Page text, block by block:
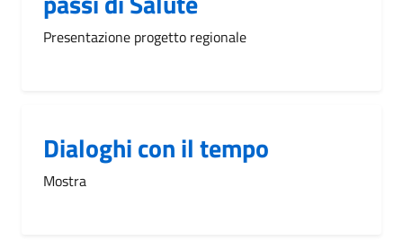
Presentazione progetto regionale
Dialoghi con il tempo
Mostra